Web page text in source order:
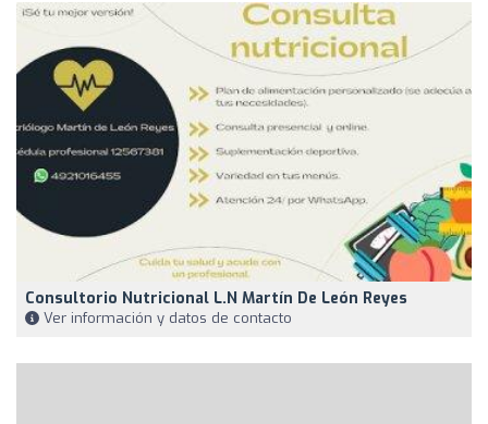
Consultorio Nutricional L.N Martín De León Reyes
Ver información y datos de contacto